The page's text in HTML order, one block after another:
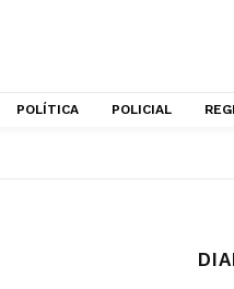
POLÍTICA POLICIAL